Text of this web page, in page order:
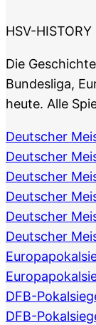
HSV-HISTORY
Die
Bundesliga,
heute. Alle
Deutscher
Deutscher
Deutscher
Deutscher
Deutscher
Deutscher
DFB-
DFB-